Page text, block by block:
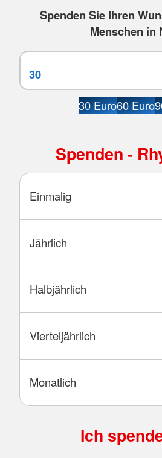
Spenden Sie Ihren
Menschen in
30 Euro60 Euro
Spenden -
Einmalig
Jährlich
Halbjährlich
Vierteljährlich
Monatlich
Ich